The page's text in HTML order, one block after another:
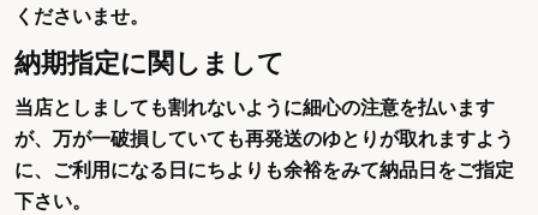
くださいませ。
納期指定に関しまして
当店としましても割れないように細心の注意を払います
が、万が一破損していても再発送のゆとりが取れますよう
に、ご利用になる日にちよりも余裕をみて納品日をご指定
下さい。